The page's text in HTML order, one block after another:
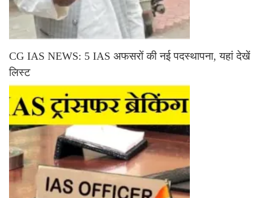
CG IAS NEWS: 5 IAS अफसरों की नई पदस्थापना, यहां देखें
लिस्ट